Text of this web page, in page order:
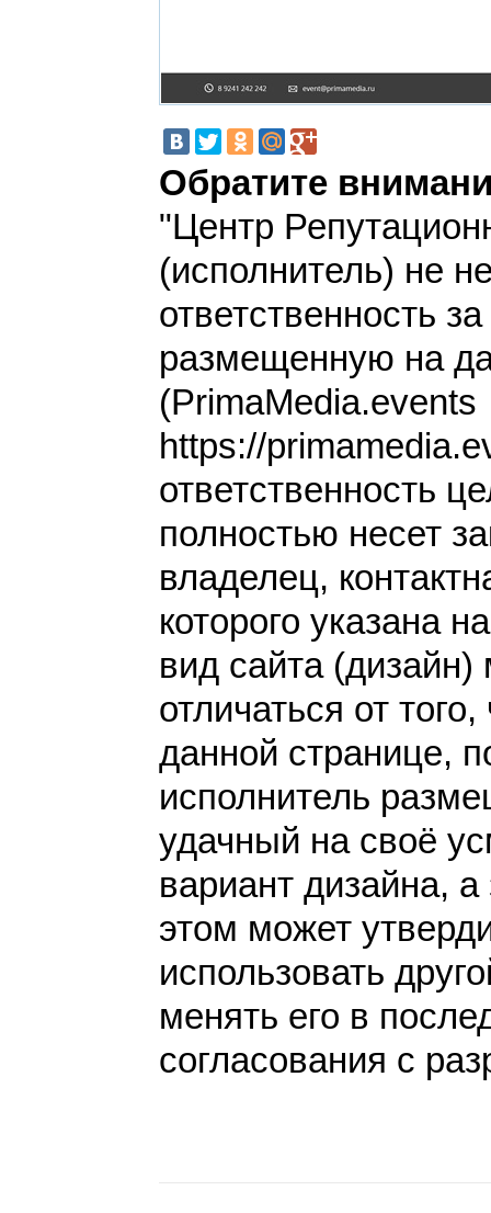
Обратите
"Центр
(исполнитель) не
ответственность
размещенную на
(PrimaMedia.events
https://
ответственность
полностью несет
владелец,
которого указана
вид сайта (дизайн)
отличаться от
данной странице,
исполнитель
удачный на своё
вариант дизайна, а
этом может
использовать
менять его в
согласования с